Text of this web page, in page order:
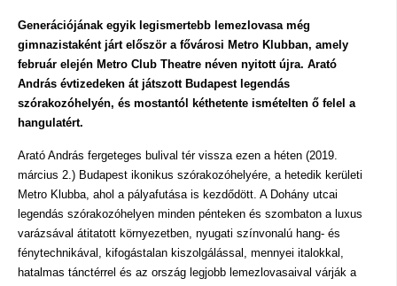
Generációjának egyik legismertebb lemezlovasa még
gimnazistaként járt először a fővárosi Metro Klubban, amely
február elején Metro Club Theatre néven nyitott újra. Arató
András évtizedeken át játszott Budapest legendás
szórakozóhelyén, és mostantól kéthetente ismételten ő felel a
hangulatért.
Arató András fergeteges bulival tér vissza ezen a héten (2019.
március 2.) Budapest ikonikus szórakozóhelyére, a hetedik kerületi
Metro Klubba, ahol a pályafutása is kezdődött. A Dohány utcai
legendás szórakozóhelyen minden pénteken és szombaton a luxus
varázsával átitatott környezetben, nyugati színvonalú hang- és
fénytechnikával, kifogástalan kiszolgálással, mennyei italokkal,
hatalmas tánctérrel és az ország legjobb lemezlovasaival várják a